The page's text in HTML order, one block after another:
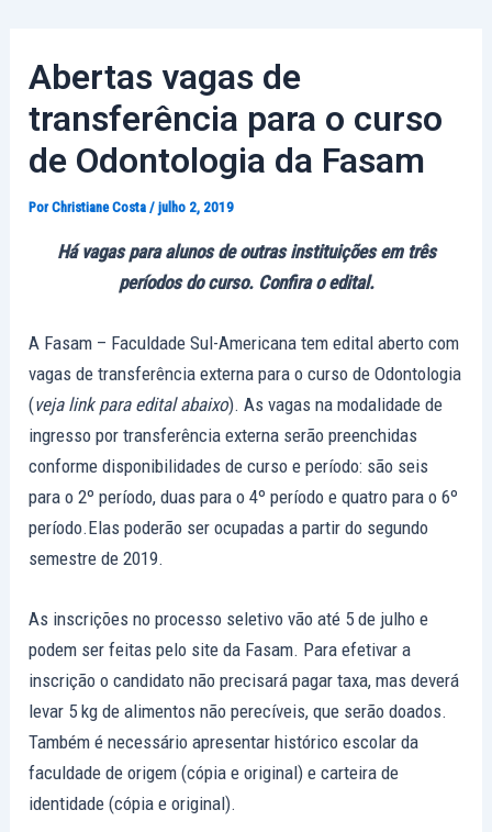
conteúdo
Abertas vagas de
transferência para o curso
de Odontologia da Fasam
PorChristiane Costa/julho 2, 2019
Há vagas para alunos de outras instituições em três
períodos do curso. Confira o edital.
A Fasam – Faculdade Sul-Americana tem edital aberto com
vagas de transferência externa para o curso de Odontologia
(veja link para edital abaixo). As vagas na modalidade de
ingresso por transferência externa serão preenchidas
conforme disponibilidades de curso e período: são seis
para o 2º período, duas para o 4º período e quatro para o 6º
período.Elas poderão ser ocupadas a partir do segundo
semestre de 2019.
As inscrições no processo seletivo vão até 5 de julho e
podem ser feitas pelo site da Fasam. Para efetivar a
inscrição o candidato não precisará pagar taxa, mas deverá
levar 5 kg de alimentos não perecíveis, que serão doados.
Também é necessário apresentar histórico escolar da
faculdade de origem (cópia e original) e carteira de
identidade (cópia e original).